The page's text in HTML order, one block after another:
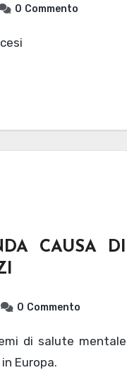
0 Commento
CAUSA DI
0 Commento
Europa.